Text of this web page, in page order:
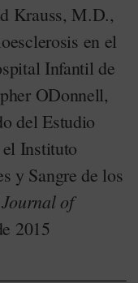
Krauss, M.D.,
en el
Infantil de
ODonnell,
del Estudio
Instituto
y Sangre de los
of
2015